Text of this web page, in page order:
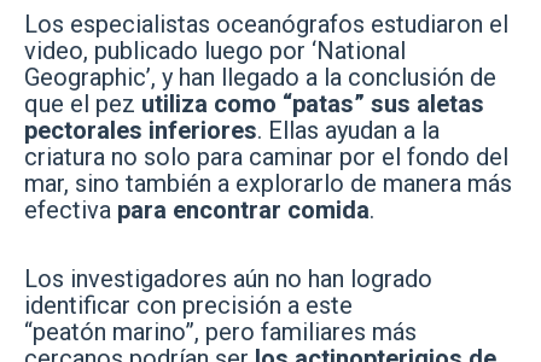
Los especialistas oceanógrafos estudiaron el
video, publicado luego por ‘National
Geographic’, y han llegado a la conclusión de
que el pez utiliza como “patas” sus aletas
pectorales inferiores. Ellas ayudan a la
criatura no solo para caminar por el fondo del
mar, sino también a explorarlo de manera más
efectiva para encontrar comida.
Los investigadores aún no han logrado
identificar con precisión a este
“peatón marino”, pero familiares más